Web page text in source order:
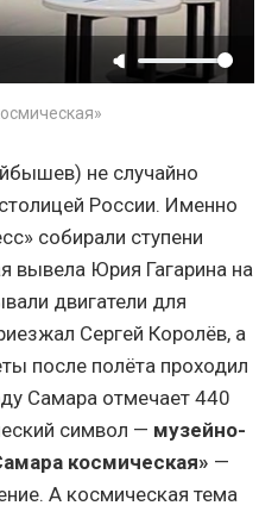
не случайно
России. Именно
собирали ступени
вывела Юрия Гагарина на
двигатели для
Сергей Королёв, а
после полёта проходил
Самара отмечает 440
символ — музейно-
космическая» —
А космическая тема